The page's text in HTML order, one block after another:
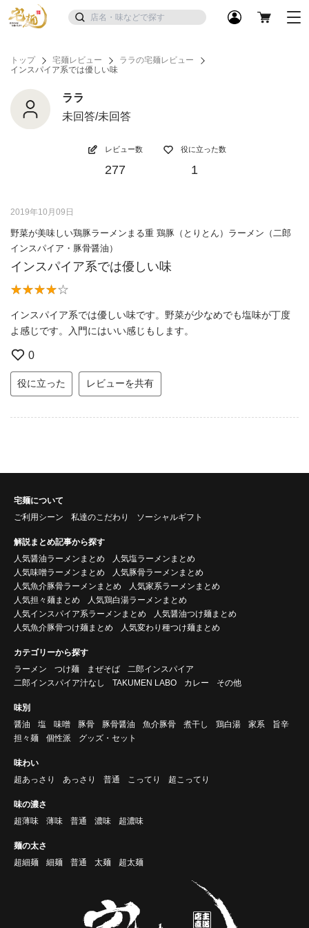
トップ 宅麺レビュー
ララの宅麺レビュー
インスパイア系では優しい味
ララ
未回答/未回答
レビュー数
277
役に立った数
1
2019年10月09日
野菜が美味しい鶏豚ラーメンまる重 鶏豚（とりとん）ラーメン（二郎
インスパイア・豚骨醤油）
インスパイア系では優しい味
インスパイア系では優しい味です。野菜が少なめでも塩味が丁度
よ感じです。入門にはいい感じもします。
0
役に立った レビューを共有
宅麺について
ご利用シーン
私達のこだわり ソーシャルギフト
解説まとめ記事から探す
人気醤油ラーメンまとめ
人気塩ラーメンまとめ
人気味噌ラーメンまとめ
人気豚骨ラーメンまとめ
人気魚介豚骨ラーメンまとめ
人気家系ラーメンまとめ
人気担々麺まとめ
人気鶏白湯ラーメンまとめ
人気インスパイア系ラーメンまとめ
人気醤油つけ麺まとめ
人気魚介豚骨つけ麺まとめ
人気変わり種つけ麺まとめ
カテゴリーから探す
ラーメン
つけ麺 まぜそば
二郎インスパイア
二郎インスパイア汁なし
TAKUMEN LABO カレー その他
味別
醤油
塩 味噌 豚骨 豚骨醤油 魚介豚骨 煮干し 鶏白湯 家系
旨辛
担々麺
個性派 グッズ・セット
味わい
超あっさり
あっさり 普通 こってり 超こってり
味の濃さ
超薄味
薄味 普通 濃味 超濃味
麺の太さ
超細麺
細麺 普通 太麺 超太麺